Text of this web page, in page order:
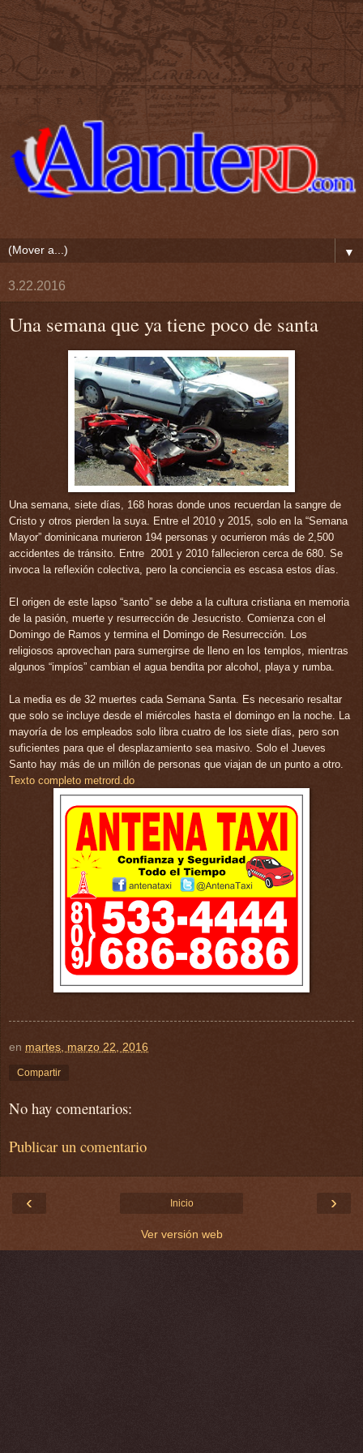
▼
3.22.2016
Una semana que ya tiene poco de santa
Una semana, siete días, 168 horas donde unos recuerdan la sangre de
Cristo y otros pierden la suya. Entre el 2010 y 2015, solo en la “Semana
Mayor” dominicana murieron 194 personas y ocurrieron más de 2,500
accidentes de tránsito. Entre 2001 y 2010 fallecieron cerca de 680. Se
invoca la reflexión colectiva, pero la conciencia es escasa estos días.
El origen de este lapso “santo” se debe a la cultura cristiana en memoria
de la pasión, muerte y resurrección de Jesucristo. Comienza con el
Domingo de Ramos y termina el Domingo de Resurrección. Los
religiosos aprovechan para sumergirse de lleno en los templos, mientras
algunos “impíos” cambian el agua bendita por alcohol, playa y rumba.
La media es de 32 muertes cada Semana Santa. Es necesario resaltar
que solo se incluye desde el miércoles hasta el domingo en la noche. La
mayoría de los empleados solo libra cuatro de los siete días, pero son
suficientes para que el desplazamiento sea masivo. Solo el Jueves
Santo hay más de un millón de personas que viajan de un punto a otro.
Texto completo metrord.do
en martes, marzo 22, 2016
Compartir
No hay comentarios:
Publicar un comentario
‹ ›
Inicio
Ver versión web